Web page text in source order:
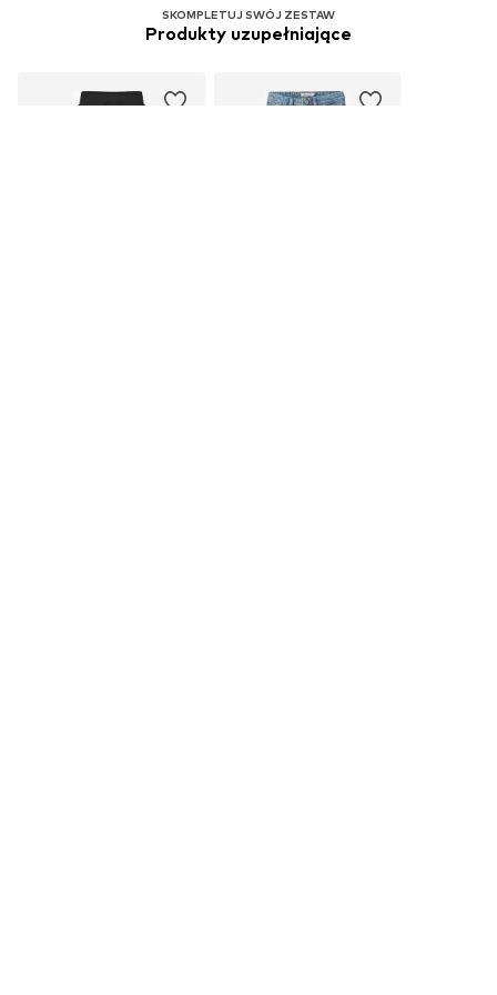
SKOMPLETUJ SWÓJ ZESTAW
Produkty uzupełniające